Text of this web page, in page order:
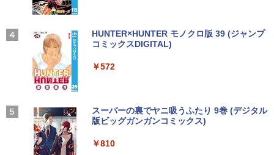
28GB 12インチ Windows11 Home 無線
LAN Wi-Fi WEBカメラ Type-C 1866 1年
Bランク ノートパソコン 中古ノートパソ
【新品】【楽天1位！】ノートパソコン
スリランカ料理 ライス＆カリー、朝ごは
で、スリランカの食を深く知るための12
【中古】 三舟及び南洲の書 / 寺山葛常 /
【2026年アップグレード版】AOKIMI ワイヤ
セリング 自動ペアリング Type-C充電 マイク
付き 防水 タッチ式音量調整 スポーツ/通勤/通
学/WEB会議(ホワイト)
On My Road (Stadium ver.)
On My Road (Stadium ver.)
by Amazon 炭酸水 ラベルレス 500ml ×24本
art Basic)
【Amazon.co.jp限定】 伊藤園 磨かれて、澄
] [ 水 ] [ ペットボトル ] [ 箱買い ] [ ストック
HUNTER×HUNTER モノクロ版 39 (ジャンプ
コミックスDIGITAL)
￥572
スーパーの裏でヤニ吸うふたり 9巻 (デジタル
版ビッグガンガンコミックス)
￥810